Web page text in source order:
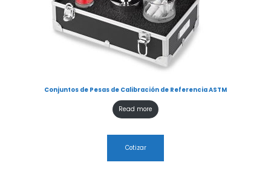
Conjuntos de Pesas de Calibración de Referencia ASTM
Read more
Cotizar